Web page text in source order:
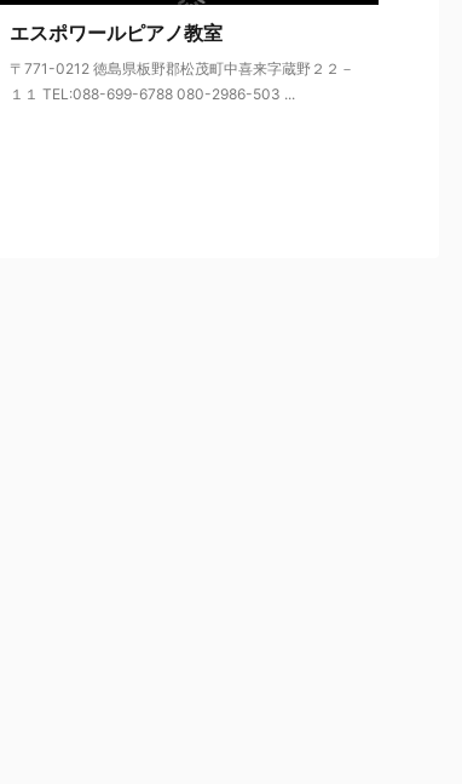
エスポワールピアノ教室
〒771-0212 徳島県板野郡松茂町中喜来字蔵野２２－
１１ TEL:088-699-6788 080-2986-503 ...